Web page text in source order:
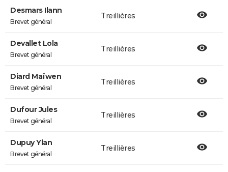
Desmars Ilann
Brevet général
Treillières
Devallet Lola
Brevet général
Treillières
Diard Maïwen
Brevet général
Treillières
Dufour Jules
Brevet général
Treillières
Dupuy Ylan
Brevet général
Treillières